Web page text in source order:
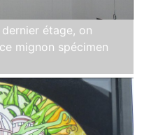
étage, on
mignon spécimen